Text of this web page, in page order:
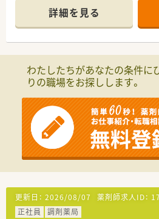
目を応需しています。
■処方箋は1日平均40枚程度で、
在籍しています。
■平日は18時まで、土曜は12時30
定休日です。
■本部所属のラウンダー薬剤師が
■有給休暇は法定通り付与され、産
ございます。
【想定される業務内容】
■門前の総合病院から応需する、調
一連の業務が中心です。
■内科、消化器科、脳外科、産婦人
■プライバシーに配慮されたセパ
様とじっくり向き合えます。
詳細を見る
わたしたちがあなたの条件に
りの職場をお探しします。
更新日： 2026/08/07 薬剤師求人ID：
正社員
調剤薬局